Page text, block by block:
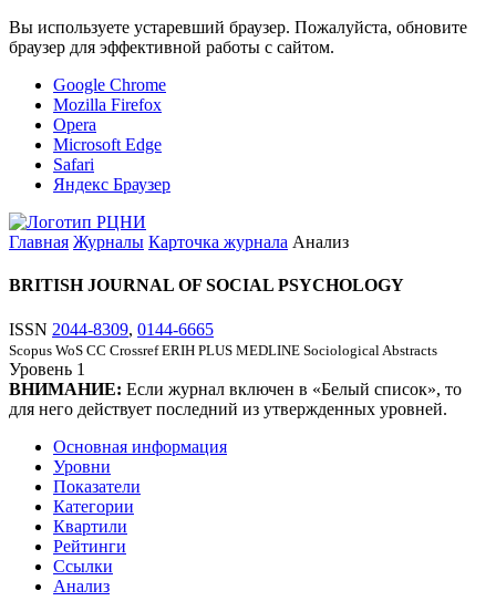
Вы используете устаревший браузер. Пожалуйста, обновите
браузер для эффективной работы с сайтом.
Google Chrome
Mozilla Firefox
Opera
Microsoft Edge
Safari
Яндекс Браузер
Главная Журналы Карточка журнала Анализ
BRITISH JOURNAL OF SOCIAL PSYCHOLOGY
ISSN 2044-8309, 0144-6665
Scopus WoS CC Crossref ERIH PLUS MEDLINE Sociological Abstracts
Уровень 1
ВНИМАНИЕ: Если журнал включен в «Белый список», то
для него действует последний из утвержденных уровней.
Основная информация
Уровни
Показатели
Категории
Квартили
Рейтинги
Ссылки
Анализ